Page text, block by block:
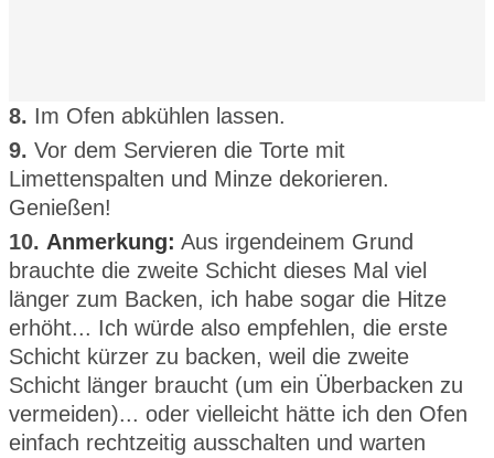
8. Im Ofen abkühlen lassen.
9. Vor dem Servieren die Torte mit
Limettenspalten und Minze dekorieren.
Genießen!
10. Anmerkung: Aus irgendeinem Grund
brauchte die zweite Schicht dieses Mal viel
länger zum Backen, ich habe sogar die Hitze
erhöht... Ich würde also empfehlen, die erste
Schicht kürzer zu backen, weil die zweite
Schicht länger braucht (um ein Überbacken zu
vermeiden)... oder vielleicht hätte ich den Ofen
einfach rechtzeitig ausschalten und warten